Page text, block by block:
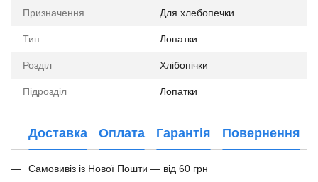
Призначення Для хлебопечки
Тип Лопатки
Розділ Хлібопічки
Підрозділ Лопатки
Доставка Оплата Гарантія Повернення
Самовивіз із Нової Пошти — від 60 грн